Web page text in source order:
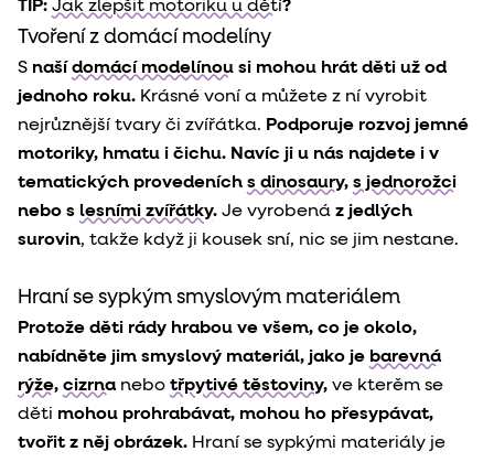
TIP: Jak zlepšit motoriku u dětí?
Tvoření z domácí modelíny
S naší domácí modelínou si mohou hrát děti už od
jednoho roku. Krásné voní a můžete z ní vyrobit
nejrůznější tvary či zvířátka. Podporuje rozvoj jemné
motoriky, hmatu i čichu. Navíc ji u nás najdete i v
tematických provedeních s dinosaury, s jednorožci
nebo s lesními zvířátky. Je vyrobená z jedlých
surovin, takže když ji kousek sní, nic se jim nestane.
Hraní se sypkým smyslovým materiálem
Protože děti rády hrabou ve všem, co je okolo,
nabídněte jim smyslový materiál, jako je barevná
rýže, cizrna nebo třpytivé těstoviny, ve kterěm se
děti mohou prohrabávat, mohou ho přesypávat,
tvořit z něj obrázek. Hraní se sypkými materiály je